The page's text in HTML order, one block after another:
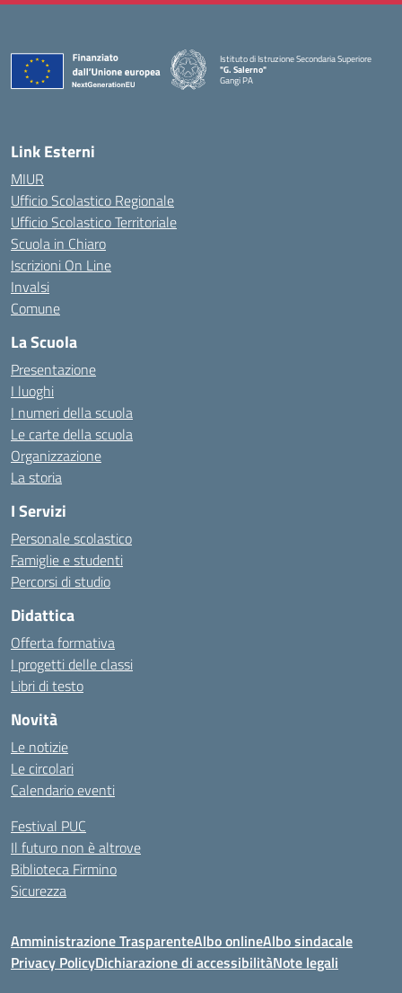
Istituto di Istruzione Secondaria Superiore
"G. Salerno"
Gangi PA
— Visita la pagina iniziale della scuola
Link Esterni
MIUR
Ufficio Scolastico Regionale
Ufficio Scolastico Territoriale
Scuola in Chiaro
Iscrizioni On Line
Invalsi
Comune
La Scuola
Presentazione
I luoghi
I numeri della scuola
Le carte della scuola
Organizzazione
La storia
I Servizi
Personale scolastico
Famiglie e studenti
Percorsi di studio
Didattica
Offerta formativa
I progetti delle classi
Libri di testo
Novità
Le notizie
Le circolari
Calendario eventi
Festival PUC
Il futuro non è altrove
Biblioteca Firmino
Sicurezza
Amministrazione TrasparenteAlbo onlineAlbo sindacale
Privacy PolicyDichiarazione di accessibilitàNote legali